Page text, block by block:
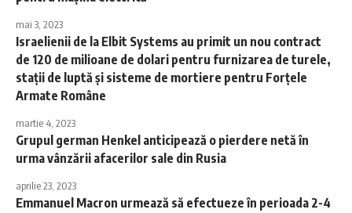
mai 3, 2023
Israelienii de la Elbit Systems au primit un nou contract
de 120 de milioane de dolari pentru furnizarea de turele,
staţii de luptă şi sisteme de mortiere pentru Forţele
Armate Române
martie 4, 2023
Grupul german Henkel anticipează o pierdere netă în
urma vânzării afacerilor sale din Rusia
aprilie 23, 2023
Emmanuel Macron urmează să efectueze în perioada 2-4